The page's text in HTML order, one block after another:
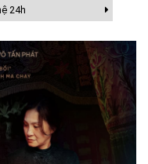
24h